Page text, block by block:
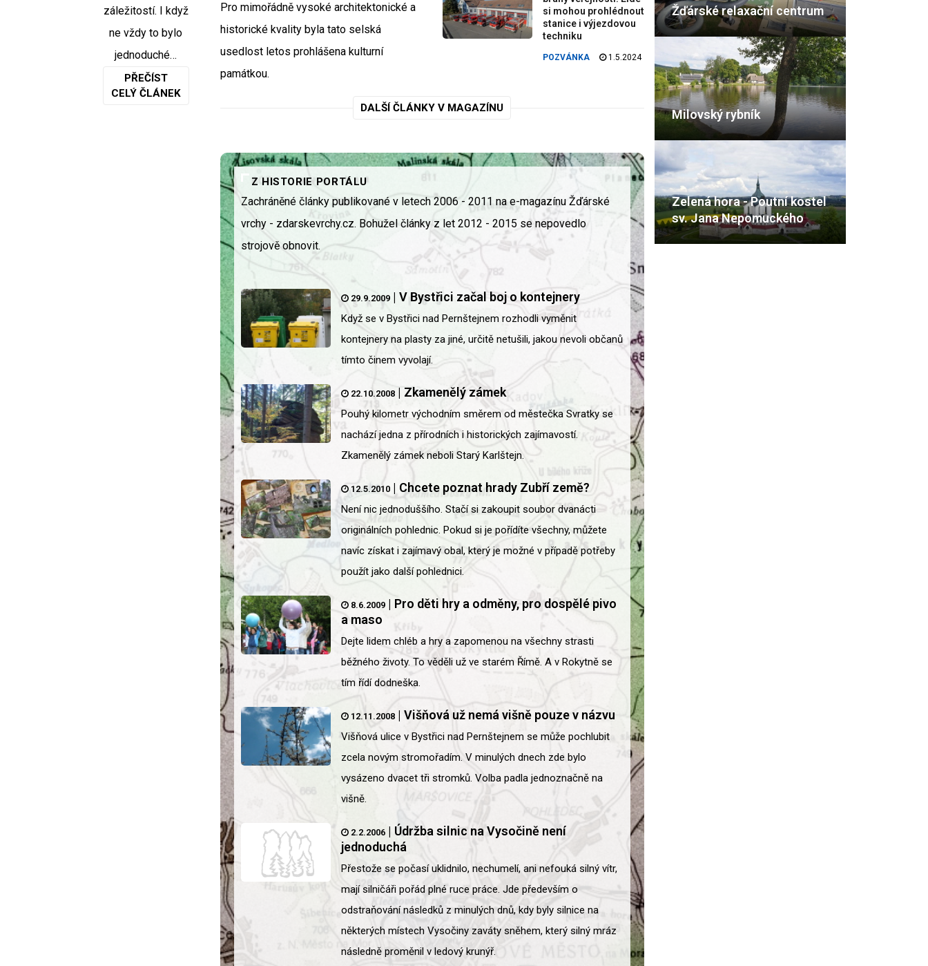
záležitostí. I když
ne vždy to bylo
jednoduché…
PŘEČÍST
CELÝ ČLÁNEK
Pro mimořádně vysoké architektonické a
historické kvality byla tato selská
usedlost letos prohlášena kulturní
památkou.
si mohou prohlédnout
stanice i výjezdovou
techniku
POZVÁNKA 1.5.2024
DALŠÍ ČLÁNKY V MAGAZÍNU
Z HISTORIE PORTÁLU
Zachráněné články publikované v letech 2006 - 2011 na e-magazínu Žďárské
vrchy - zdarskevrchy.cz. Bohužel články z let 2012 - 2015 se nepovedlo
strojově obnovit.
29.9.2009| V Bystřici začal boj o kontejnery
Když se v Bystřici nad Pernštejnem rozhodli vyměnit
kontejnery na plasty za jiné, určitě netušili, jakou nevoli občanů
tímto činem vyvolají.
22.10.2008| Zkamenělý zámek
Pouhý kilometr východním směrem od městečka Svratky se
nachází jedna z přírodních i historických zajímavostí.
Zkamenělý zámek neboli Starý Karlštejn.
12.5.2010| Chcete poznat hrady Zubří země?
Není nic jednoduššího. Stačí si zakoupit soubor dvanácti
originálních pohlednic. Pokud si je pořídíte všechny, můžete
navíc získat i zajímavý obal, který je možné v případě potřeby
použít jako další pohlednici.
8.6.2009| Pro děti hry a odměny, pro dospělé pivo
a maso
Dejte lidem chléb a hry a zapomenou na všechny strasti
běžného životy. To věděli už ve starém Římě. A v Rokytně se
tím řídí dodneška.
12.11.2008| Višňová už nemá višně pouze v názvu
Višňová ulice v Bystřici nad Pernštejnem se může pochlubit
zcela novým stromořadím. V minulých dnech zde bylo
vysázeno dvacet tři stromků. Volba padla jednoznačně na
višně.
2.2.2006| Údržba silnic na Vysočině není
jednoduchá
Přestože se počasí uklidnilo, nechumelí, ani nefouká silný vítr,
mají silničáři pořád plné ruce práce. Jde především o
odstraňování následků z minulých dnů, kdy byly silnice na
některých místech Vysočiny zaváty sněhem, který silný mráz
následně proměnil v ledový krunýř.
Žďárské relaxační centrum
Milovský rybník
Zelená hora - Poutní kostel
sv. Jana Nepomuckého